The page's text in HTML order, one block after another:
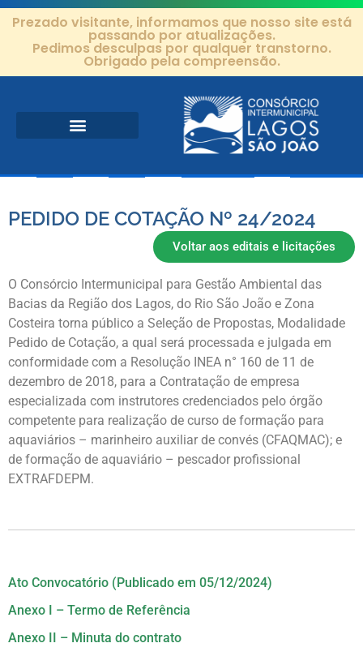
Prezado visitante, informamos que nosso site está
passando por atualizações.
Pedimos desculpas por qualquer transtorno.
Obrigado pela compreensão.
PEDIDO DE COTAÇÃO Nº 24/2024
Voltar aos editais e licitações
O Consórcio Intermunicipal para Gestão Ambiental das
Bacias da Região dos Lagos, do Rio São João e Zona
Costeira torna público a Seleção de Propostas, Modalidade
Pedido de Cotação, a qual será processada e julgada em
conformidade com a Resolução INEA n° 160 de 11 de
dezembro de 2018, para a Contratação de empresa
especializada com instrutores credenciados pelo órgão
competente para realização de curso de formação para
aquaviários – marinheiro auxiliar de convés (CFAQMAC); e
de formação de aquaviário – pescador profissional
EXTRAFDEPM.
Ato Convocatório (Publicado em 05/12/2024)
Anexo I – Termo de Referência
Anexo II – Minuta do contrato